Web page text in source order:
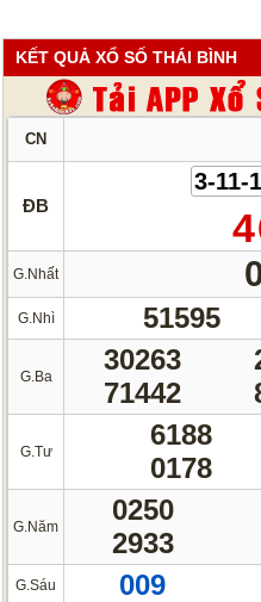
KẾT QUẢ XỔ SỐ THÁI BÌNH
CN
ĐB
3-11-
G.Nhất
G.Nhì 51595
G.Ba
30263
71442
G.Tư
6188
0178
G.Năm
0250
2933
G.Sáu 009